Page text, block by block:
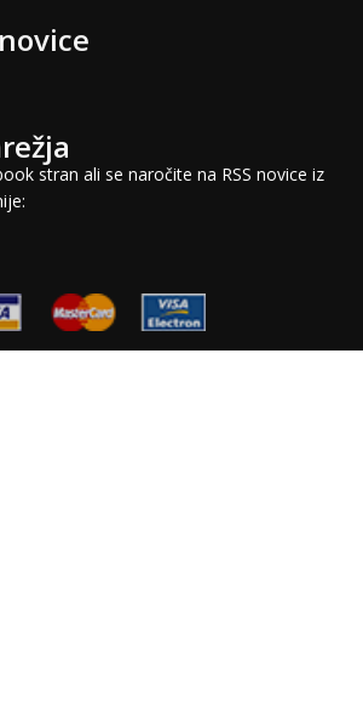
stran ali se naročite na RSS novice iz